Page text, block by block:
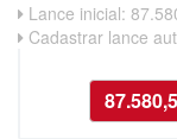
Lance inicial:
Cadastrar lance